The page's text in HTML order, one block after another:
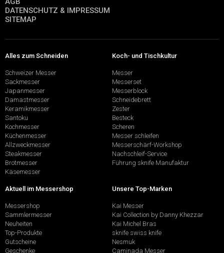
DATENSCHUTZ & IMPRESSUM
SITEMAP
Alles zum Schneiden
Schweizer Messer
Sackmesser
Japanmesser
Damastmesser
Keramikmesser
Santoku
Kochmesser
Küchenmesser
Allzweckmesser
Steakmesser
Brotmesser
Käsemesser
Koch- und Tischkultur
Messer
Messerset
Messerblock
Schneidebrett
Zester
Besteck
Scheren
Messer schleifen
Messerschärf-Workshop
Nachschleif-Service
Führung sknife Manufaktur
Aktuell im Messershop
Messershop
Sammlermesser
Neuheiten
Top-Produkte
Gutscheine
Geschenke
Unsere Top-Marken
Kai Messer
Kai Collection by Danny Khezzar
Kai Michel Bras
sknife swiss knife
Nesmuk
Caminada Messer